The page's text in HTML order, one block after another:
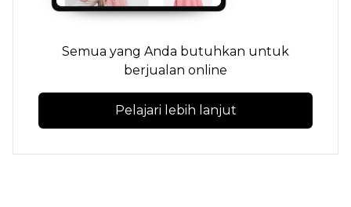
Semua yang Anda butuhkan untuk
berjualan online
Pelajari lebih lanjut